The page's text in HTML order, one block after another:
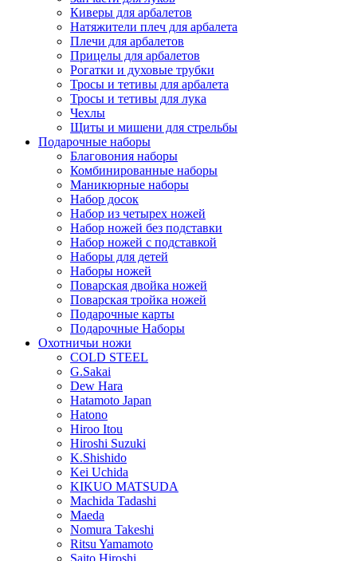
Киверы для арбалетов
Натяжители плеч для арбалета
Плечи для арбалетов
Прицелы для арбалетов
Рогатки и духовые трубки
Тросы и тетивы для арбалета
Тросы и тетивы для лука
Чехлы
Щиты и мишени для стрельбы
Подарочные наборы
Благовония наборы
Комбинированные наборы
Маникюрные наборы
Набор досок
Набор из четырех ножей
Набор ножей без подставки
Набор ножей с подставкой
Наборы для детей
Наборы ножей
Поварская двойка ножей
Поварская тройка ножей
Подарочные карты
Подарочные Наборы
Охотничьи ножи
COLD STEEL
G.Sakai
Dew Hara
Hatamoto Japan
Hatono
Hiroo Itou
Hiroshi Suzuki
K.Shishido
Kei Uchida
KIKUO MATSUDA
Machida Tadashi
Maeda
Nomura Takeshi
Ritsu Yamamoto
Saito Hiroshi